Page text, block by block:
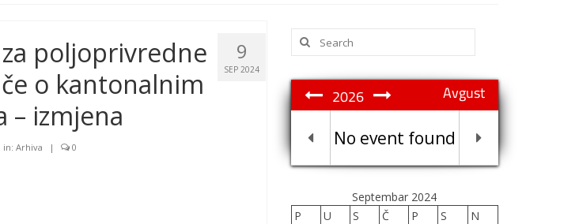
9
SEP 2024
poljoprivredne
o kantonalnim
– izmjena
in: Arhiva | 0
Search
for:
Avgust
2026
No event found
Septembar 2024
P
U S Č P S
N